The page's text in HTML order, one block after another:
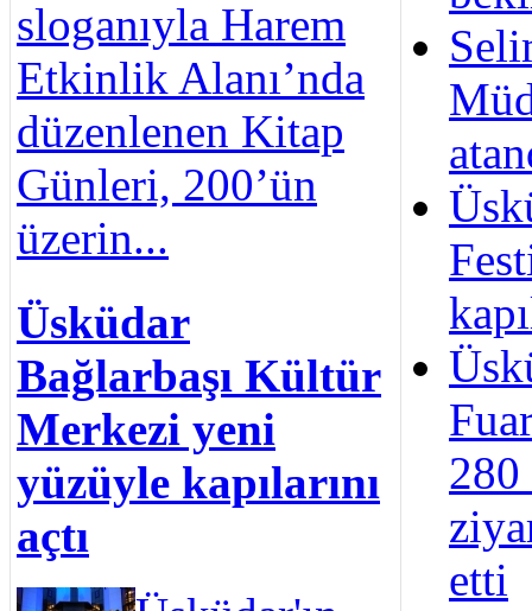
sloganıyla Harem
Etkinlik Alanı’nda
düzenlenen Kitap
Günleri, 200’ün
üzerin...
Üsküdar
Bağlarbaşı Kültür
Merkezi yeni
yüzüyle kapılarını
açtı
etti